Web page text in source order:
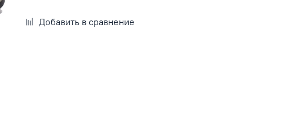
Добавить в сравнение